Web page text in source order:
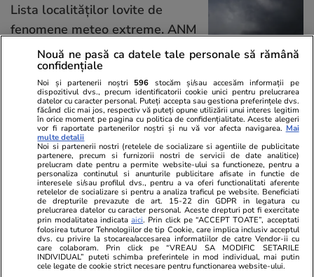
Lista localităților lovite de
fenomene meteo extreme. ANM
a emis avertizări nowcasting de
vreme severă imediată
Analiză
Știri România 07:00
România riscă sancțiuni de zeci
de milioane de euro din partea
Uniunii Europene dacă ignoră în
continuare hotărârile Curții de
Justiție de la Luxemburg pe
tema „marii prescripții”
Nouă ne pasă ca datele tale personale să rămână
confidențiale
Noi și partenerii noștri 596 stocăm și/sau accesăm informații pe
dispozitivul dvs., precum identificatorii cookie unici pentru prelucrarea
datelor cu caracter personal. Puteți accepta sau gestiona preferințele dvs.
făcând clic mai jos, respectiv vă puteți opune utilizării unui interes legitim
în orice moment pe pagina cu politica de confidențialitate. Aceste alegeri
vor fi raportate partenerilor noștri și nu vă vor afecta navigarea. Mai
multe detalii
Noi si partenerii nostri (retelele de socializare si agentiile de publicitate
partenere, precum si furnizorii nostri de servicii de date analitice)
prelucram date pentru a permite website-ului sa functioneze, pentru a
personaliza continutul si anunturile publicitare afisate in functie de
interesele si/sau profilul dvs., pentru a va oferi functionalitati aferente
retelelor de socializare si pentru a analiza traficul pe website. Beneficiati
de drepturile prevazute de art. 15-22 din GDPR in legatura cu
prelucrarea datelor cu caracter personal. Aceste drepturi pot fi exercitate
prin modalitatea indicataaici. Prin click pe “ACCEPT TOATE”, acceptati
folosirea tuturor Tehnologiilor de tip Cookie, care implica inclusiv acceptul
dvs. cu privire la stocarea/accesarea informatiilor de catre Vendor-ii cu
care colaboram. Prin click pe “VREAU SA MODIFIC SETARILE
INDIVIDUAL” puteti schimba preferintele in mod individual, mai putin
cele legate de cookie strict necesare pentru functionarea website-ului.